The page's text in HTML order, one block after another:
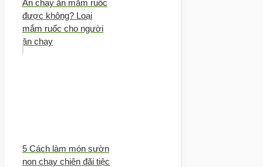
Ăn chay ăn mắm ruốc
được không? Loại
mắm ruốc cho người
ăn chay
5 Cách làm món sườn
non chay chiên đãi tiệc